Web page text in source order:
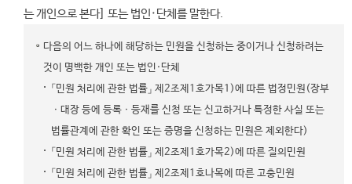
는 개인으로 본다] 또는 법인·단체를 말한다.
다음의 어느 하나에 해당하는 민원을 신청하는 중이거나 신청하려는
것이 명백한 개인 또는 법인·단체
「민원 처리에 관한 법률」 제2조제1호가목1)에 따른 법정민원(장부
ㆍ대장 등에 등록ㆍ등재를 신청 또는 신고하거나 특정한 사실 또는
법률관계에 관한 확인 또는 증명을 신청하는 민원은 제외한다)
「민원 처리에 관한 법률」 제2조제1호가목2)에 따른 질의민원
「민원 처리에 관한 법률」 제2조제1호나목에 따른 고충민원